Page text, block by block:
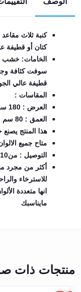
كنبة ثلاث
كتان أو قطيفة
الخامات: خشب
سوفت كثافة
قطيفة عالي
المقاسات :
العرض : 180 سم
العمق : 80 سم
هذا المنتج
متاح جميع
التوصيل : من10الي 15 يوم عمل
أكثر من مجرد
للاسترخاء
انها متعددة
مايناسبك
منتجات ذات